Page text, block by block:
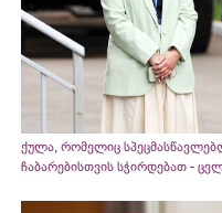
ქულა, რომელიც
ჩაბარებისთვის სჭირდებათ -